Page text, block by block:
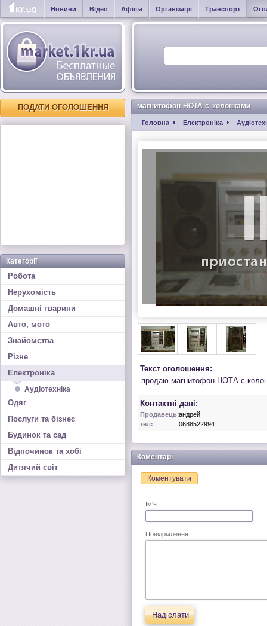
Новини Відео Афіша Організації Транспорт
ПОДАТИ ОГОЛОШЕННЯ
Категорії
Робота
Нерухомість
Домашні тварини
Авто, мото
Знайомства
Різне
Електроніка
Аудіотехніка
Одяг
Послуги та бізнес
Будинок та сад
Відпочинок та хобі
Дитячий світ
магнитофон НОТА с колонками
Головна Електроніка
Текст оголошення:
продаю магнитофон НОТА с
Контактні дані:
Продавець:андрей
тел:
0688522994
Коментарі
Коментувати
Ім'я:
Повідомлення:
Надіслати